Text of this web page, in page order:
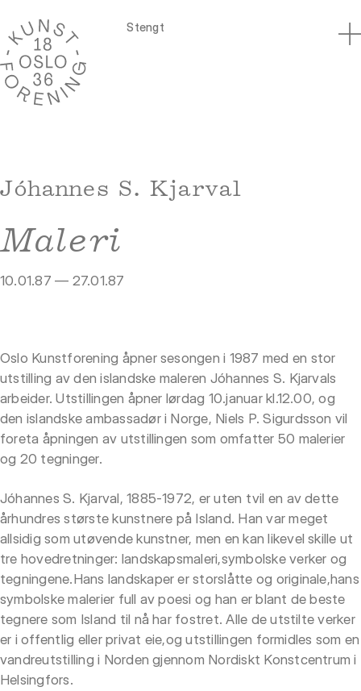
Stengt
Jóhannes S. Kjarval
Maleri
10.01.87 — 27.01.87
Oslo Kunstforening åpner sesongen i 1987 med en stor
utstilling av den islandske maleren Jóhannes S. Kjarvals
arbeider. Utstillingen åpner lørdag 10.januar kl.12.00, og
den islandske ambassadør i Norge, Niels P. Sigurdsson vil
foreta åpningen av utstillingen som omfatter 50 malerier
og 20 tegninger.
Jóhannes S. Kjarval, 1885-1972, er uten tvil en av dette
århundres største kunstnere på Island. Han var meget
allsidig som utøvende kunstner, men en kan likevel skille ut
tre hovedretninger: landskapsmaleri,symbolske verker og
tegningene.Hans landskaper er storslåtte og originale,hans
symbolske malerier full av poesi og han er blant de beste
tegnere som Island til nå har fostret. Alle de utstilte verker
er i offentlig eller privat eie,og utstillingen formidles som en
vandreutstilling i Norden gjennom Nordiskt Konstcentrum i
Helsingfors.